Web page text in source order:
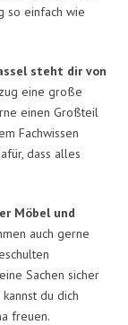
so einfach wie
steht dir von
eine große
einen Großteil
Fachwissen
dass alles
Möbel und
auch gerne
Sachen sicher
du dich
freuen.